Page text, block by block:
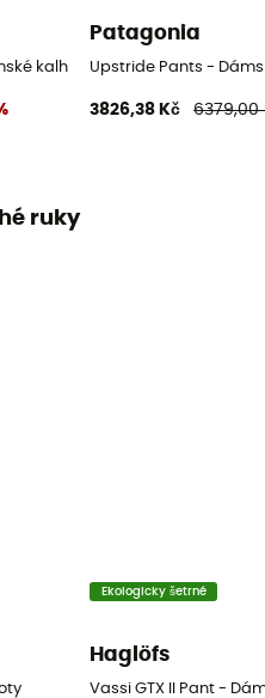
kalhoty pro skialpinisty
Patagonia
Upstride Pants -
3826,38 Kč 6379,00
ruky
Ekologicky šetrné
Haglöfs
Vassi GTX II Pant -